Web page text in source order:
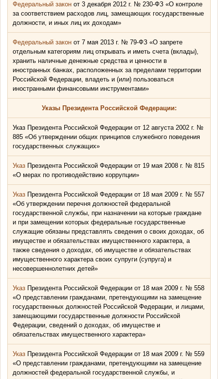
Федеральный закон от 3 декабря 2012 г. № 230-ФЗ «О контроле
за соответствием расходов лиц, замещающих государственные
должности, и иных лиц их доходам»
Федеральный закон от 7 мая 2013 г. № 79-ФЗ «О запрете
отдельным категориям лиц открывать и иметь счета (вклады),
хранить наличные денежные средства и ценности в
иностранных банках, расположенных за пределами территории
Российской Федерации, владеть и (или) пользоваться
иностранными финансовыми инструментами»
Указы Президента Российской Федерации:
Указ Президента Российской Федерации от 12 августа 2002 г. №
885 «Об утверждении общих принципов служебного поведения
государственных служащих»
Указ Президента Российской Федерации от 19 мая 2008 г. № 815
«О мерах по противодействию коррупции»
Указ Президента Российской Федерации от 18 мая 2009 г. № 557
«Об утверждении перечня должностей федеральной
государственной службы, при назначении на которые граждане
и при замещении которых федеральные государственные
служащие обязаны представлять сведения о своих доходах, об
имуществе и обязательствах имущественного характера, а
также сведения о доходах, об имуществе и обязательствах
имущественного характера своих супруги (супруга) и
несовершеннолетних детей»
Указ Президента Российской Федерации от 18 мая 2009 г. № 558
«О представлении гражданами, претендующими на замещение
государственных должностей Российской Федерации, и лицами,
замещающими государственные должности Российской
Федерации, сведений о доходах, об имуществе и
обязательствах имущественного характера»
Указ Президента Российской Федерации от 18 мая 2009 г. № 559
«О представлении гражданами, претендующими на замещение
должностей федеральной государственной службы, и